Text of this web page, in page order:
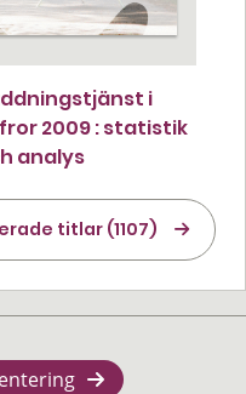
i
2009 : statistik
analys
titlar (1107)